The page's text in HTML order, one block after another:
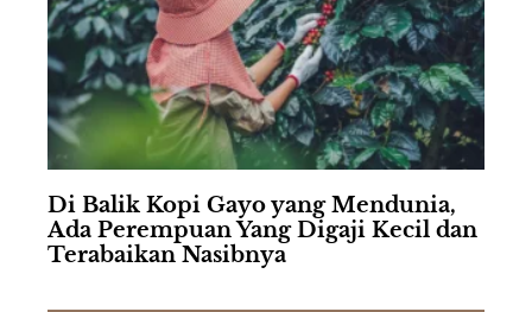
Di Balik Kopi Gayo yang Mendunia,
Ada Perempuan Yang Digaji Kecil dan
Terabaikan Nasibnya